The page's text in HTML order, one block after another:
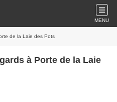
MENU
de la Laie des Pots
à Porte de la Laie